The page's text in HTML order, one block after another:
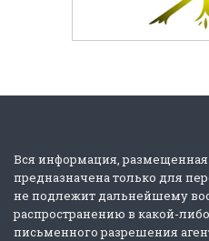
Вся информация, размещенная
предназначена только для
не подлежит дальнейшему
распространению в какой-
письменного разрешения